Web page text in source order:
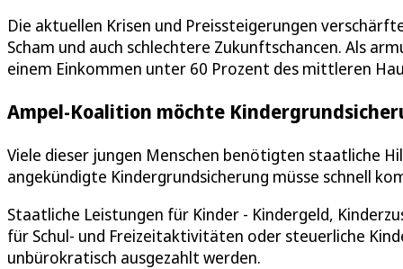
Die aktuellen Krisen und Preissteigerungen
Scham und auch schlechtere Zukunftschancen. Als
einem Einkommen unter 60 Prozent des mittleren
Ampel-Koalition möchte
Viele dieser jungen Menschen benötigten staatliche
angekündigte Kindergrundsicherung müsse schnell
Staatliche Leistungen für Kinder - Kindergeld,
für Schul- und Freizeitaktivitäten oder steuerliche
unbürokratisch ausgezahlt werden.